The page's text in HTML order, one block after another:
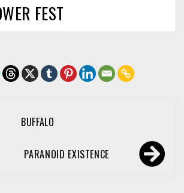
FEST
BUFFALO
PARANOID EXISTENCE